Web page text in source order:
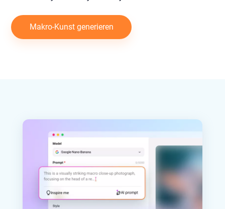
Makro-Kunst generieren